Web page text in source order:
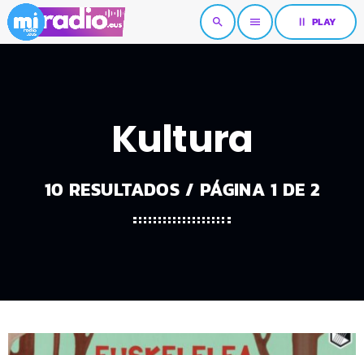
search menu pause PLAY
Kultura
10 RESULTADOS / PÁGINA 1 DE 2